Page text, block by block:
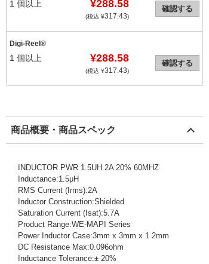
1 個以上 ¥288.58
(税込 ¥317.43)
確認する
Digi-Reel®
1 個以上 ¥288.58
(税込 ¥317.43)
確認する
商品概要・商品スペック
INDUCTOR PWR 1.5UH 2A 20% 60MHZ
Inductance:1.5μH
RMS Current (Irms):2A
Inductor Construction:Shielded
Saturation Current (Isat):5.7A
Product Range:WE-MAPI Series
Power Inductor Case:3mm x 3mm x 1.2mm
DC Resistance Max:0.096ohm
Inductance Tolerance:± 20%